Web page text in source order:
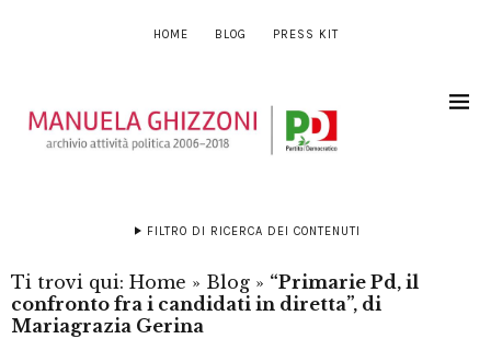
HOME BLOG PRESS KIT
FILTRO DI RICERCA DEI CONTENUTI
Ti trovi qui: Home » Blog » “Primarie Pd, il
confronto fra i candidati in diretta”, di
Mariagrazia Gerina